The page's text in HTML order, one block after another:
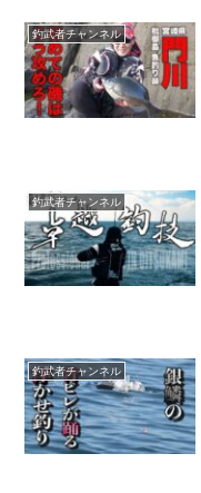
釣武者チャンネル
釣武者チャンネル
釣武者チャンネル